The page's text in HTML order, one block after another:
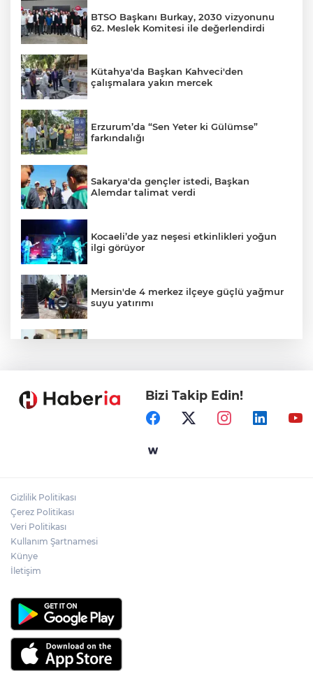
BTSO Başkanı Burkay, 2030 vizyonunu
62. Meslek Komitesi ile değerlendirdi
Kütahya'da Başkan Kahveci'den
çalışmalara yakın mercek
Erzurum’da “Sen Yeter ki Gülümse”
farkındalığı
Sakarya'da gençler istedi, Başkan
Alemdar talimat verdi
Kocaeli’de yaz neşesi etkinlikleri yoğun
ilgi görüyor
Mersin'de 4 merkez ilçeye güçlü yağmur
suyu yatırımı
İçişleri Bakanı Çiftçi'den YÖK ziyareti
Temmuz'da 107 bin gıda denetimine 250
Bizi Takip Edin!
Gizlilik Politikası
Çerez Politikası
Veri Politikası
Kullanım Şartnamesi
Künye
İletişim